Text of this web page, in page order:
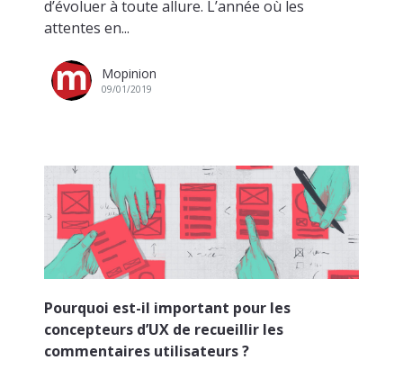
d’évoluer à toute allure. L’année où les
attentes en...
Mopinion
09/01/2019
Pourquoi est-il important pour les
concepteurs d’UX de recueillir les
commentaires utilisateurs ?